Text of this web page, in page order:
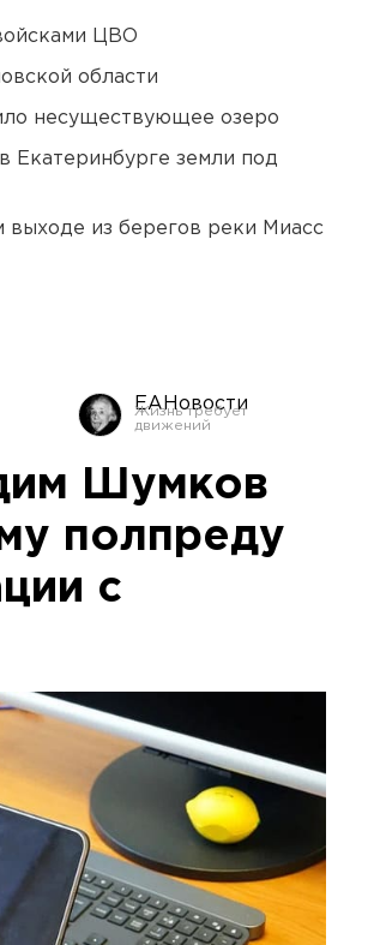
ЦВО
области
несуществующее озеро
Екатеринбурге земли под
из берегов реки Миасс
ЕАНовости
Шумков
полпреду
с